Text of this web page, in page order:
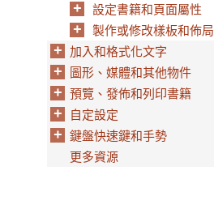
設定書籍和頁面屬性
製作或修改樣板和佈局
加入和格式化文字
圖形、媒體和其他物件
預覽、發佈和列印書籍
自定設定
鍵盤快速鍵和手勢
更多資源